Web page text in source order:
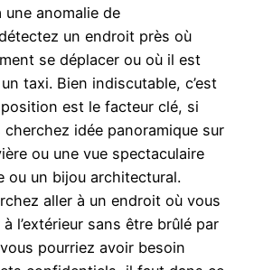
anomalie de
un endroit près où
se déplacer ou où il est
taxi. Bien indiscutable, c’est
est le facteur clé, si
cherchez idée panoramique sur
ou une vue spectaculaire
ou un bijou architectural.
aller à un endroit où vous
l’extérieur sans être brûlé par
pourriez avoir besoin